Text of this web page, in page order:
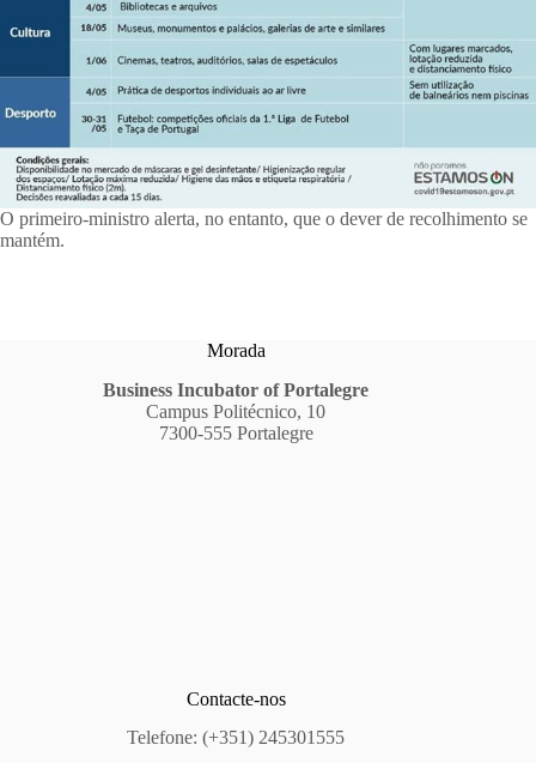
O primeiro-ministro alerta, no entanto, que o dever de recolhimento se
mantém.
Morada
Business Incubator of Portalegre
Campus Politécnico, 10
7300-555 Portalegre
Contacte-nos
Telefone: (+351) 245301555